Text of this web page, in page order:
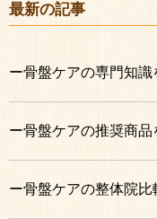
最新の記事
ー骨盤ケアの専門知識
ー骨盤ケアの推奨商品
ー骨盤ケアの整体院比